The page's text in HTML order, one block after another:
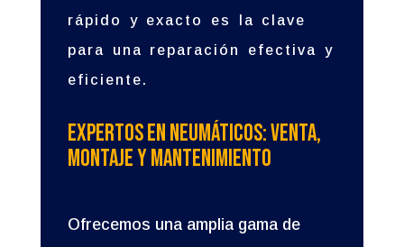
rápido y exacto es la clave
para una reparación efectiva y
eficiente.
Expertos en Neumáticos: Venta,
Montaje y Mantenimiento
Ofrecemos una amplia gama de